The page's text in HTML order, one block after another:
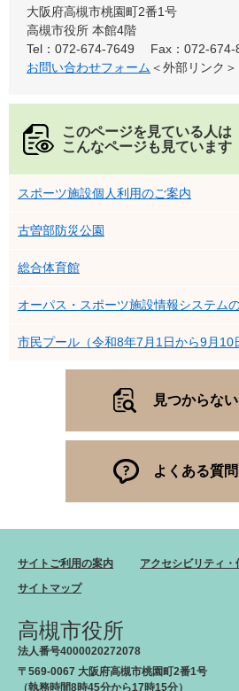
大阪府高槻市桃園町2番1号
高槻市役所 本館4階
Tel：072-674-7649
Fax：072-674-
お問い合わせフォーム ＜外部リンク＞
このページを見ている人は
こんなページも見ています
スポーツ施設個人利用のご案内
古曽部防災公園
総合体育館
オーパス・スポーツ施設情報システム
市民プール（令和8年7月1日から9月10
見つからな
よくある質
サイトご利用の案内
アクセシビリティ
サイトマップ
高槻市役所
法人番号4000020272078
〒569-0067 大阪府高槻市桃園町2番1号
（執務時間8時45分から17時15分）